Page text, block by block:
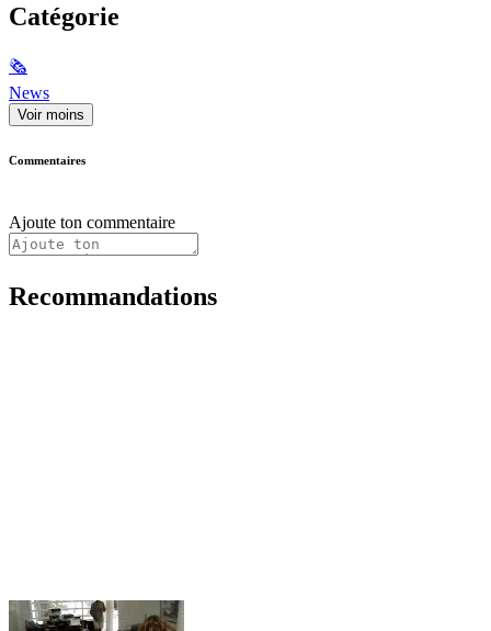
Catégorie
🗞
News
Voir moins
Commentaires
Ajoute ton commentaire
Recommandations